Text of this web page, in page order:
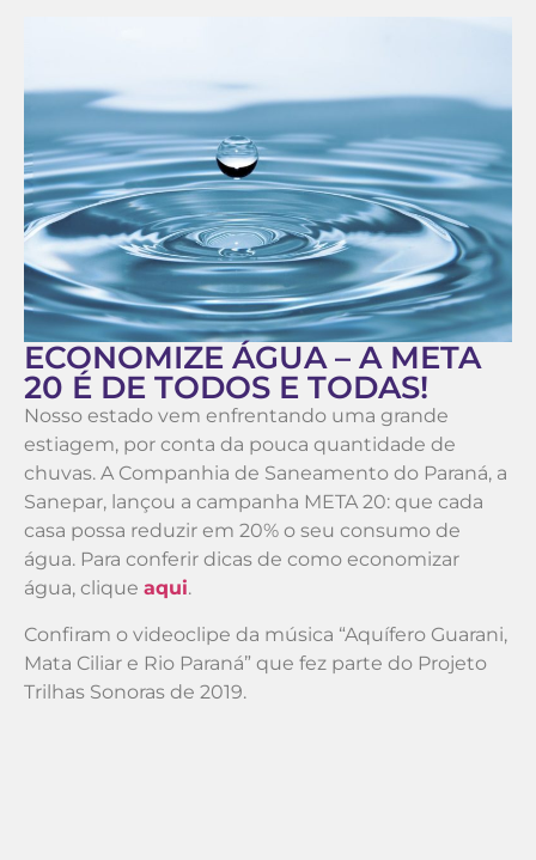
ECONOMIZE ÁGUA – A META
20 É DE TODOS E TODAS!
Nosso estado vem enfrentando uma grande
estiagem, por conta da pouca quantidade de
chuvas. A Companhia de Saneamento do Paraná, a
Sanepar, lançou a campanha META 20: que cada
casa possa reduzir em 20% o seu consumo de
água. Para conferir dicas de como economizar
água, clique aqui.
Confiram o videoclipe da música “Aquífero Guarani,
Mata Ciliar e Rio Paraná” que fez parte do Projeto
Trilhas Sonoras de 2019.